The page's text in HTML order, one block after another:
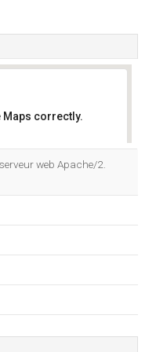
Maps correctly.
web Apache/2.